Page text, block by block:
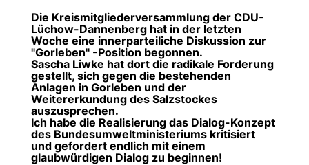
Die Kreismitgliederversammlung der CDU-
Lüchow-Dannenberg hat in der letzten
Woche eine innerparteiliche Diskussion zur
"Gorleben" -Position begonnen.
Sascha Liwke hat dort die radikale Forderung
gestellt, sich gegen die bestehenden
Anlagen in Gorleben und der
Weitererkundung des Salzstockes
auszusprechen.
Ich habe die Realisierung das Dialog-Konzept
des Bundesumweltministeriums kritisiert
und gefordert endlich mit einem
glaubwürdigen Dialog zu beginnen!